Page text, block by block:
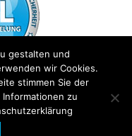
gestalten und
wir Cookies.
stimmen Sie der
zu